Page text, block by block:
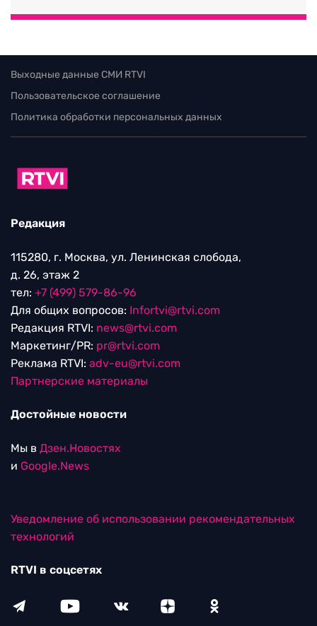
Выходные данные СМИ RTVI
Пользовательское соглашение
Политика обработки персональных данных
Редакция
115280, г. Москва, ул. Ленинская слобода,
д. 26, этаж 2
тел: +7 (499) 579-86-96
Для общих вопросов: Infortvi@rtvi.com
Редакция RTVI: news@rtvi.com
Маркетинг/PR: pr@rtvi.com
Реклама RTVI: adv-eu@rtvi.com
Партнерские материалы
Достойные новости
Мы в Дзен.Новостях
и Google.News
Уведомление об использовании рекомендательных
технологий
RTVI в соцсетях